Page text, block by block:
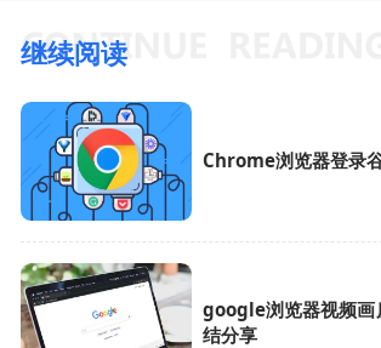
继续阅读
Chrome浏览器登录
google浏览器视频画
结分享